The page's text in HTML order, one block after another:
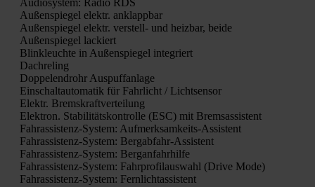
Außen­spie­gel elektr. anklapp­bar
Außen­spie­gel elektr. ver­stell- und heiz­bar, bei­de
Außen­spie­gel lackiert
Blink­leuch­te in Außen­spie­gel inte­griert
Dach­re­ling
Dop­pel­end­rohr Aus­puff­an­la­ge
Ein­schalt­au­to­ma­tik für Fahr­licht / Licht­sen­sor
Elektr. Brems­kraft­ver­tei­lung
Elek­tron. Sta­bi­li­täts­kon­trol­le (ESC) mit Brems­as­sis­tent
Fahr­as­sis­tenz-Sys­tem: Auf­merk­sam­keits-Assis­tent
Fahr­as­sis­tenz-Sys­tem: Berg­ab­fahr-Assis­tent
Fahr­as­sis­tenz-Sys­tem: Berg­an­fahr­hil­fe
Fahr­as­sis­tenz-Sys­tem: Fahr­pro­fil­aus­wahl (Dri­ve Mode)
Fahr­as­sis­tenz-Sys­tem: Fern­licht­as­sis­tent